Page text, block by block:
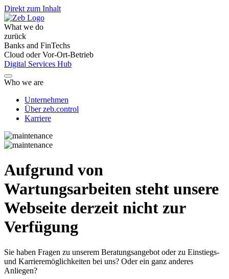
Direkt zum Inhalt
What we do
zurück
Banks and FinTechs
Cloud oder Vor-Ort-Betrieb
Digital Services Hub
Who we are
Unternehmen
Über zeb.control
Karriere
Aufgrund von
Wartungsarbeiten steht unsere
Webseite derzeit nicht zur
Verfügung
Sie haben Fragen zu unserem Beratungsangebot oder zu Einstiegs-
und Karrieremöglichkeiten bei uns? Oder ein ganz anderes
Anliegen?